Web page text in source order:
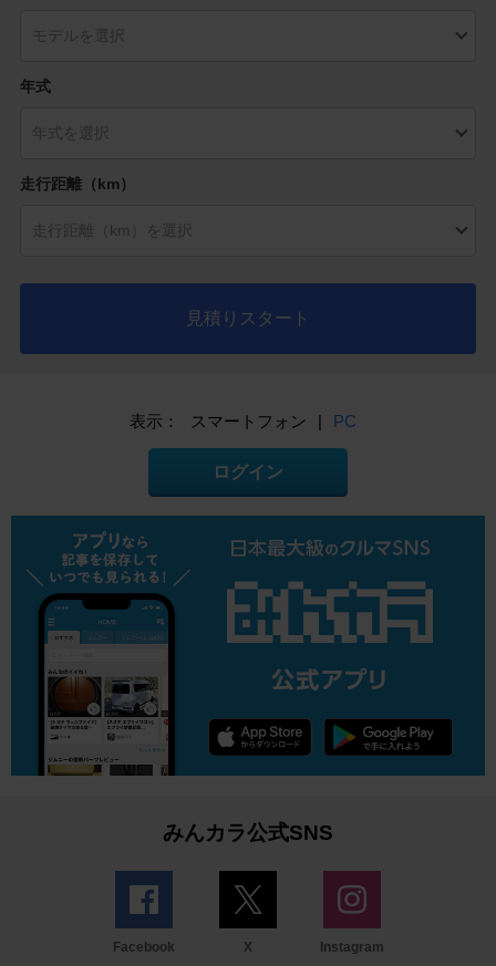
年式
走行距離（km）
見積りスタート
表示： スマートフォン | PC
ログイン
みんカラ公式SNS
Facebook X Instagram